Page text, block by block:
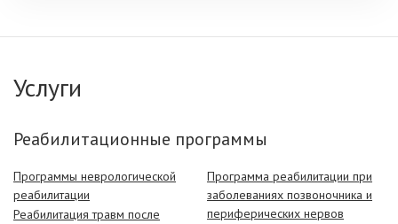
Услуги
Реабилитационные программы
Программы неврологической
реабилитации
Реабилитация травм после
Программа реабилитации при
заболеваниях позвоночника и
периферических нервов